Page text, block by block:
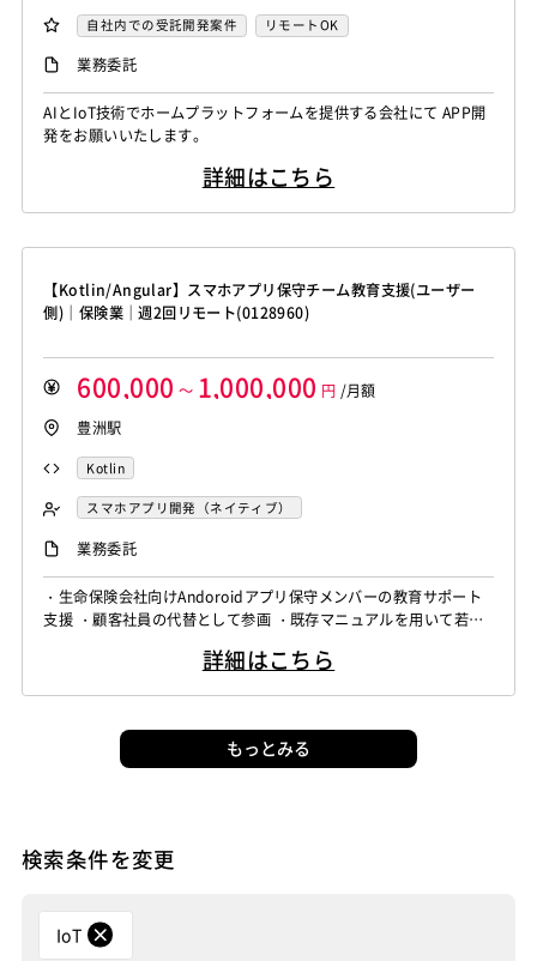
自社内での受託開発案件 リモートOK
業務委託
AIとIoT技術でホームプラットフォームを提供する会社にて APP開
発をお願いいたします。
詳細はこちら
【Kotlin/Angular】スマホアプリ保守チーム教育支援(ユーザー
側)｜保険業｜週2回リモート(0128960)
600,000 ～ 1,000,000 円 /月額
豊洲駅
Kotlin
スマホアプリ開発（ネイティブ）
フロントエンドエンジニア
業務委託
・生命保険会社向けAndoroidアプリ保守メンバーの教育サポート
支援 ・顧客社員の代替として参画 ・既存マニュアルを用いて若手
教育サポート支援について若手社員向け教育教材の準備はありコー
詳細はこちら
もっとみる
検索条件を変更
IoT